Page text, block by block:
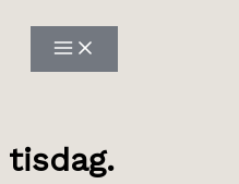
innehåll
tisdag.